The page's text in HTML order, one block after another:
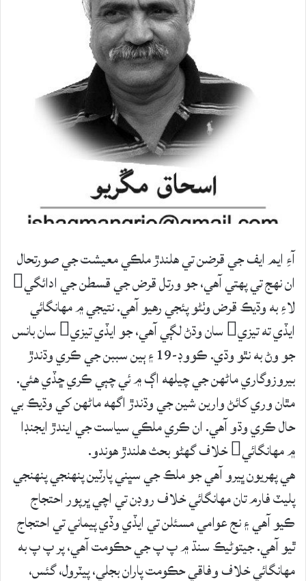
آءِ ايم ايف جي قرضن تي هلندڙ ملڪي معيشت جي صورتحال
ان نهج تي پهتي آهي، جو ورتل قرض جي قسطن جي ادائگي
لاءِ به وڌيڪ قرض وٺڻو پئجي رهيو آهي. نتيجي ۾ مهانگائي
ايڏي ته تيزي سان وڌڻ لڳي آهي، جو ايڏي تيزي سان بانس
جو وڻ به نٿو وڌي. ڪووڊ-19 ۽ ٻين سببن جي ڪري وڌندڙ
بيروزوگاري ماڻهن جي چيلهه اڳ ۾ ئي چٻي ڪري ڇڏي هئي.
مٿان وري کائڻ وارين شين جي وڌندڙ اگهه ماڻهن کي وڌيڪ بي
حال ڪري وڌو آهي. ان ڪري ملڪي سياست جي ايندڙ ايجنڊا
۾ مهانگائي خلاف گهڻو بحث هلندڙ هوندو.
هي پهريون ڀيرو آهي جو ملڪ جي سڀني پارٽين پنهنجي پنهنجي
پليٽ فارم تان مهانگائي خلاف روڊن تي اچي ڀرپور احتجاج
ڪيو آهي ۽ نج عوامي مسئلن تي ايڏي وڏي پيماني تي احتجاج
ٿيو آهي. جيتوڻيڪ سنڌ ۾ پ پ جي حڪومت آهي، پر پ پ به
مهانگائي خلاف وفاقي حڪومت پاران بجلي، پيٽرول، گئس،